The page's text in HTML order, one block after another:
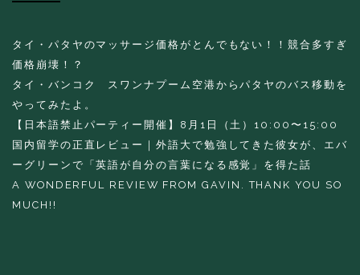
タイ・パタヤのマッサージ価格がとんでもない！！競合多すぎ
価格崩壊！？
タイ・バンコク スワンナプーム空港からパタヤのバス移動を
やってみたよ。
【日本語禁止パーティー開催】8月1日（土）10:00〜15:00
国内留学の正直レビュー｜外語大で勉強してきた彼女が、エバ
ーグリーンで「英語が自分の言葉になる感覚」を得た話
A WONDERFUL REVIEW FROM GAVIN. THANK YOU SO
MUCH!!